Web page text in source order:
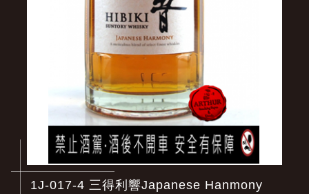
1J-017-4 三得利響Japanese Hanmony